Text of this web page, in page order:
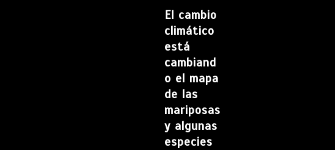
El cambio
climático
está
cambiand
o el mapa
de las
mariposas
y algunas
especies